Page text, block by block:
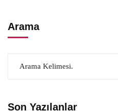
Arama
Son Yazılanlar